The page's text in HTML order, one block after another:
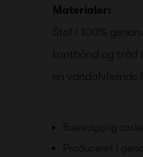
Materialer:
Stof i
100%
kantbånd og tråd i
en
vandafvisende
Bæredygtig
Produceret i